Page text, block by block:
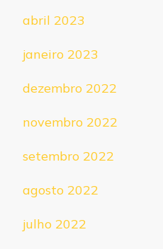
abril 2023
janeiro 2023
dezembro 2022
novembro 2022
setembro 2022
agosto 2022
julho 2022